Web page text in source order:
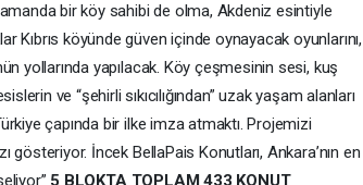
bir köy sahibi de olma, Akdeniz esintiyle
Kıbrıs köyünde güven içinde oynayacak oyunlarını,
yollarında yapılacak. Köy çeşmesinin sesi, kuş
ve “şehirli sıkıcılığından” uzak yaşam alanları
çapında bir ilke imza atmaktı. Projemizi
gösteriyor. İncek BellaPais Konutları, Ankara’nın en
5 BLOKTA TOPLAM 433 KONUT